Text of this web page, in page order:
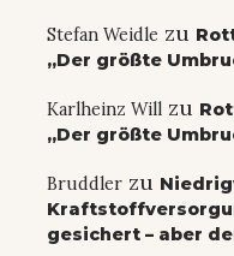
Stefan Weidle zu
„Der größte
Karlheinz Will zu
„Der größte
Bruddler zu
gesichert – aber